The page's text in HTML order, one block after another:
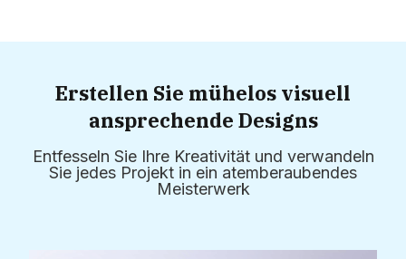
Erstellen Sie mühelos visuell
ansprechende Designs
Entfesseln Sie Ihre Kreativität und verwandeln
Sie jedes Projekt in ein atemberaubendes
Meisterwerk